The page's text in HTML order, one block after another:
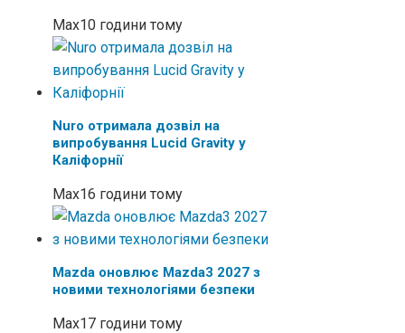
Max10 години тому
Nuro отримала дозвіл на
випробування Lucid Gravity у
Каліфорнії
Max16 години тому
Mazda оновлює Mazda3 2027 з
новими технологіями безпеки
Max17 години тому